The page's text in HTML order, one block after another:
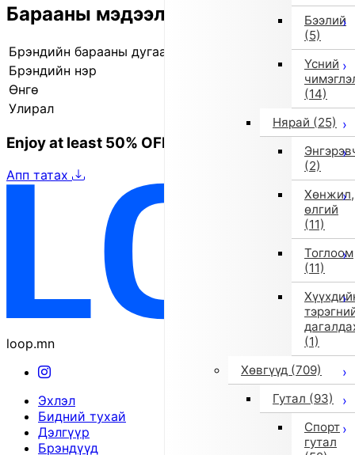
Бээлий
(5)
Үсний
(14)
Нярай (25)
(2)
Хөнжил,
өлгий
(11)
Тоглоом
(11)
(1)
Хөвгүүд (709)
Гутал (93)
Спорт
гутал
Барааны мэдээлэл
Брэндийн барааны дугаар
Брэндийн нэр
Өнгө
Улирал
2025 оны намар/өвөл
Enjoy at least 50% OFF Tokyo fashion
Апп татах
loop.mn
Эхлэл
Бидний тухай
Дэлгүүр
Брэндүүд